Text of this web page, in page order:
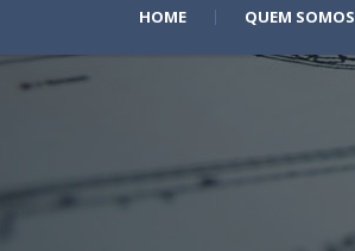
HOME QUEM SOMOS